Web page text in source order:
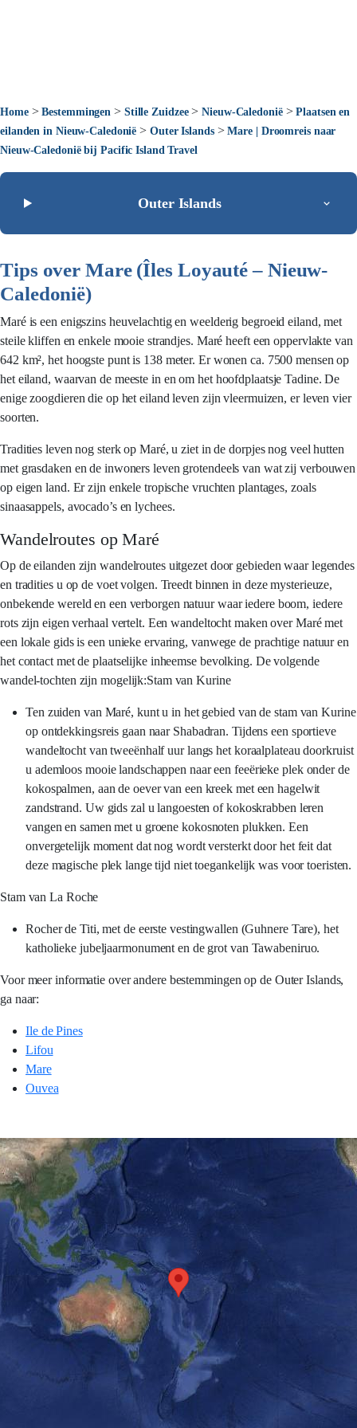
Home>Bestemmingen > Stille Zuidzee>Nieuw-Caledonië>Plaatsen en
eilanden in Nieuw-Caledonië >Outer Islands>Mare | Droomreis naar
Nieuw-Caledonië bij Pacific Island Travel
Outer Islands
Tips over Mare (Îles Loyauté – Nieuw-
Caledonië)
Maré is een enigszins heuvelachtig en weelderig begroeid eiland, met
steile kliffen en enkele mooie strandjes. Maré heeft een oppervlakte van
642 km², het hoogste punt is 138 meter. Er wonen ca. 7500 mensen op
het eiland, waarvan de meeste in en om het hoofdplaatsje Tadine. De
enige zoogdieren die op het eiland leven zijn vleermuizen, er leven vier
soorten.
Tradities leven nog sterk op Maré, u ziet in de dorpjes nog veel hutten
met grasdaken en de inwoners leven grotendeels van wat zij verbouwen
op eigen land. Er zijn enkele tropische vruchten plantages, zoals
sinaasappels, avocado’s en lychees.
Wandelroutes op Maré
Op de eilanden zijn wandelroutes uitgezet door gebieden waar legendes
en tradities u op de voet volgen. Treedt binnen in deze mysterieuze,
onbekende wereld en een verborgen natuur waar iedere boom, iedere
rots zijn eigen verhaal vertelt. Een wandeltocht maken over Maré met
een lokale gids is een unieke ervaring, vanwege de prachtige natuur en
het contact met de plaatselijke inheemse bevolking. De volgende
wandel-tochten zijn mogelijk:Stam van Kurine
Ten zuiden van Maré, kunt u in het gebied van de stam van Kurine
op ontdekkingsreis gaan naar Shabadran. Tijdens een sportieve
wandeltocht van tweeënhalf uur langs het koraalplateau doorkruist
u ademloos mooie landschappen naar een feeërieke plek onder de
kokospalmen, aan de oever van een kreek met een hagelwit
zandstrand. Uw gids zal u langoesten of kokoskrabben leren
vangen en samen met u groene kokosnoten plukken. Een
onvergetelijk moment dat nog wordt versterkt door het feit dat
deze magische plek lange tijd niet toegankelijk was voor toeristen.
Stam van La Roche
Rocher de Titi, met de eerste vestingwallen (Guhnere Tare), het
katholieke jubeljaarmonument en de grot van Tawabeniruo.
Voor meer informatie over andere bestemmingen op de Outer Islands,
ga naar:
Ile de Pines
Lifou
Mare
Ouvea